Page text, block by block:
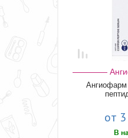
Ангиофарм
от
В